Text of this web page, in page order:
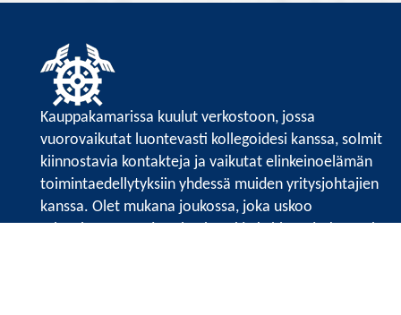
Kauppakamarissa kuulut verkostoon, jossa
vuorovaikutat luontevasti kollegoidesi kanssa, solmit
kiinnostavia kontakteja ja vaikutat elinkeinoelämän
toimintaedellytyksiin yhdessä muiden yritysjohtajien
kanssa. Olet mukana joukossa, joka uskoo